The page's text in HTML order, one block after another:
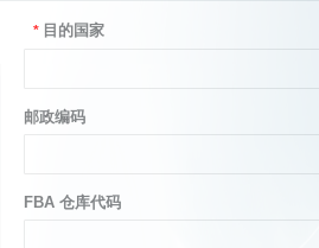
* 目的国家
邮政编码
FBA 仓库代码